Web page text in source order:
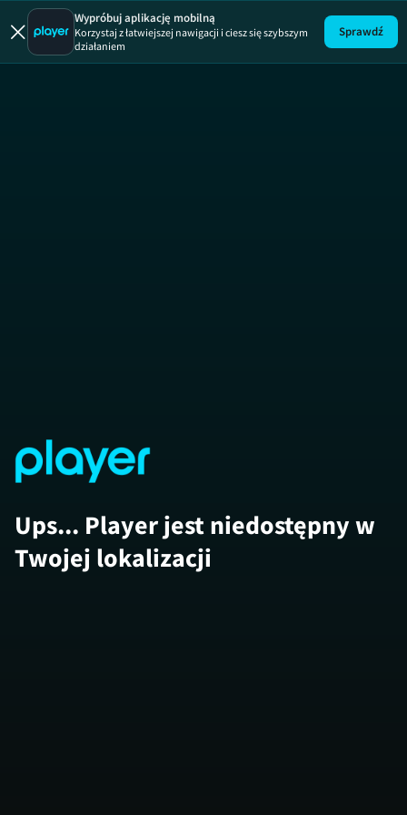
Uwaga!
Wypróbuj aplikację mobilną
Korzystaj z łatwiejszej nawigacji i ciesz się szybszym
działaniem
Sprawdź
Ups... Player jest niedostępny w
Twojej lokalizacji